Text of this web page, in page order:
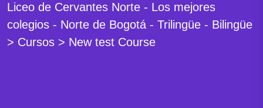
Liceo de Cervantes Norte - Los mejores
colegios - Norte de Bogotá - Trilingüe - Bilingüe
> Cursos > New test Course